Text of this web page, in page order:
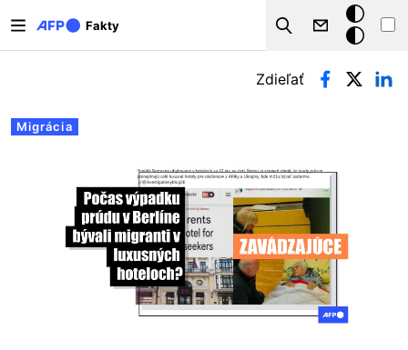
Fakty
Search
Tmavý
režim
Primárne karty
Migrácia
Zdieľať